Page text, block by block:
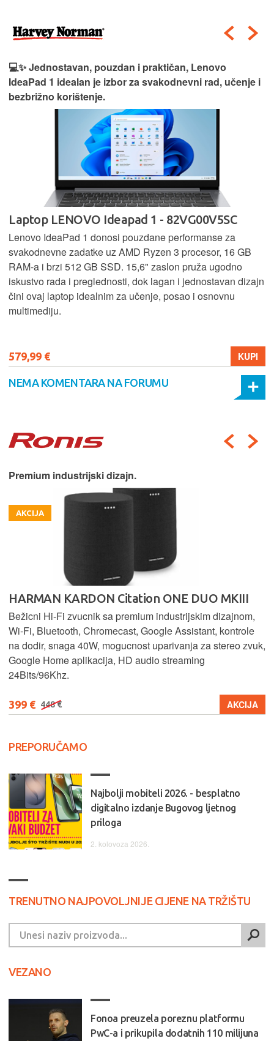
💻✨ Jednostavan, pouzdan i praktičan, Lenovo
IdeaPad 1 idealan je izbor za svakodnevni rad, učenje i
bezbrižno korištenje.
Laptop LENOVO Ideapad 1 - 82VG00V5SC
Lenovo IdeaPad 1 donosi pouzdane performanse za
svakodnevne zadatke uz AMD Ryzen 3 procesor, 16 GB
RAM-a i brzi 512 GB SSD. 15,6" zaslon pruža ugodno
iskustvo rada i preglednosti, dok lagan i jednostavan dizajn
čini ovaj laptop idealnim za učenje, posao i osnovnu
multimediju.
579,99 € KUPI
NEMA KOMENTARA NA FORUMU
Premium industrijski dizajn.
AKCIJA
HARMAN KARDON Citation ONE DUO MKIII
Bežicni Hi-Fi zvucnik sa premium industrijskim dizajnom,
Wi-Fi, Bluetooth, Chromecast, Google Assistant, kontrole
na dodir, snaga 40W, mogucnost uparivanja za stereo zvuk,
Google Home aplikacija, HD audio streaming
24Bits/96Khz.
399 € 448 € AKCIJA
PREPORUČAMO
Najbolji mobiteli 2026. - besplatno
digitalno izdanje Bugovog ljetnog
priloga
2. kolovoza 2026.
TRENUTNO NAJPOVOLJNIJE CIJENE NA TRŽIŠTU
VEZANO
Fonoa preuzela poreznu platformu
PwC-a i prikupila dodatnih 110 milijuna